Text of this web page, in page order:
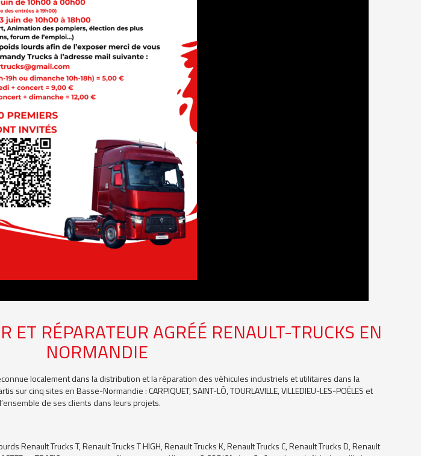
ET RÉPARATEUR AGRÉÉ RENAULT-TRUCKS EN
NORMANDIE
localement dans la distribution et la réparation des véhicules industriels et utilitaires dans la
cinq sites en Basse-Normandie : CARPIQUET, SAINT-LÔ, TOURLAVILLE, VILLEDIEU-LES-POÊLES et
de ses clients dans leurs projets.
Renault Trucks T, Renault Trucks T HIGH, Renault Trucks K, Renault Trucks C, Renault Trucks D, Renault